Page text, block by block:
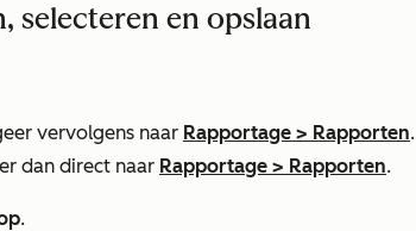
selecteren en opslaan
vervolgens naar Rapportage > Rapporten.
dan direct naar Rapportage > Rapporten.
.